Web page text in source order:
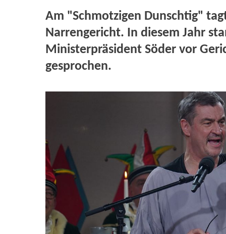
Am "Schmotzigen Dunschtig"
Narrengericht. In diesem Jahr
Ministerpräsident Söder vor
gesprochen.